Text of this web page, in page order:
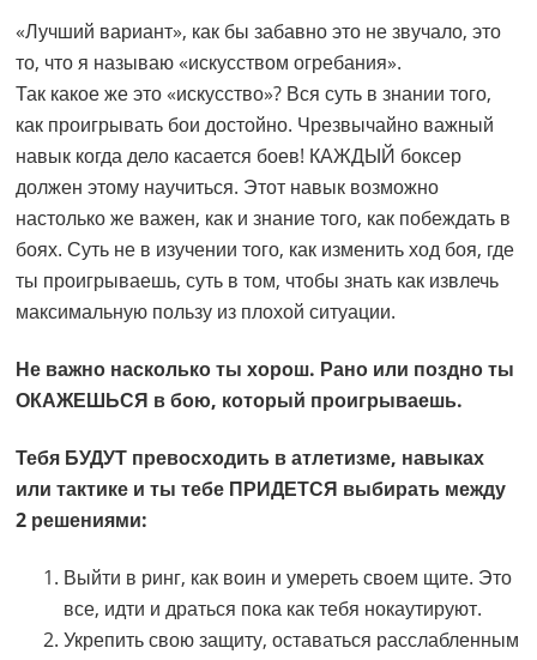
«Лучший вариант», как бы забавно это не звучало, это
то, что я называю «искусством огребания».
Так какое же это «искусство»? Вся суть в знании того,
как проигрывать бои достойно. Чрезвычайно важный
навык когда дело касается боев! КАЖДЫЙ боксер
должен этому научиться. Этот навык возможно
настолько же важен, как и знание того, как побеждать в
боях. Суть не в изучении того, как изменить ход боя, где
ты проигрываешь, суть в том, чтобы знать как извлечь
максимальную пользу из плохой ситуации.
Не важно насколько ты хорош. Рано или поздно ты
ОКАЖЕШЬСЯ в бою, который проигрываешь.
Тебя БУДУТ превосходить в атлетизме, навыках
или тактике и ты тебе ПРИДЕТСЯ выбирать между
2 решениями:
Выйти в ринг, как воин и умереть своем щите. Это
все, идти и драться пока как тебя нокаутируют.
Укрепить свою защиту, оставаться расслабленным